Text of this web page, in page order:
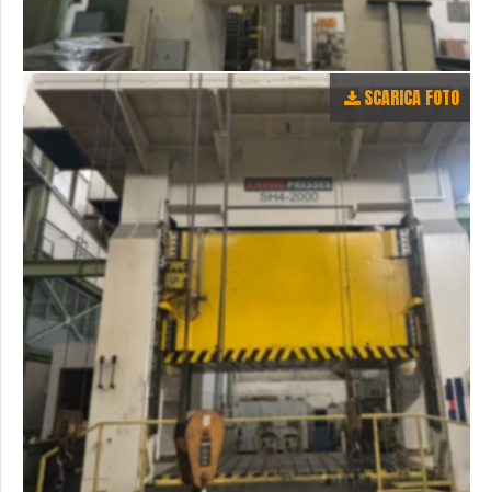
SCARICA FOTO